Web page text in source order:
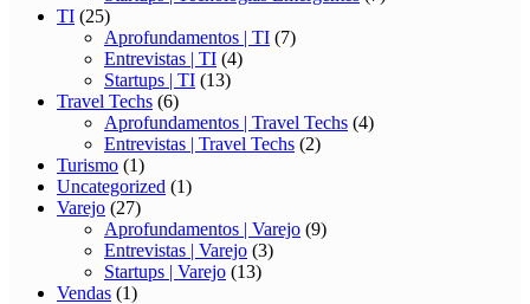
TI (25)
Aprofundamentos | TI (7)
Entrevistas | TI (4)
Startups | TI (13)
Travel Techs (6)
Aprofundamentos | Travel Techs (4)
Entrevistas | Travel Techs (2)
Turismo (1)
Uncategorized (1)
Varejo (27)
Aprofundamentos | Varejo (9)
Entrevistas | Varejo (3)
Startups | Varejo (13)
Vendas (1)